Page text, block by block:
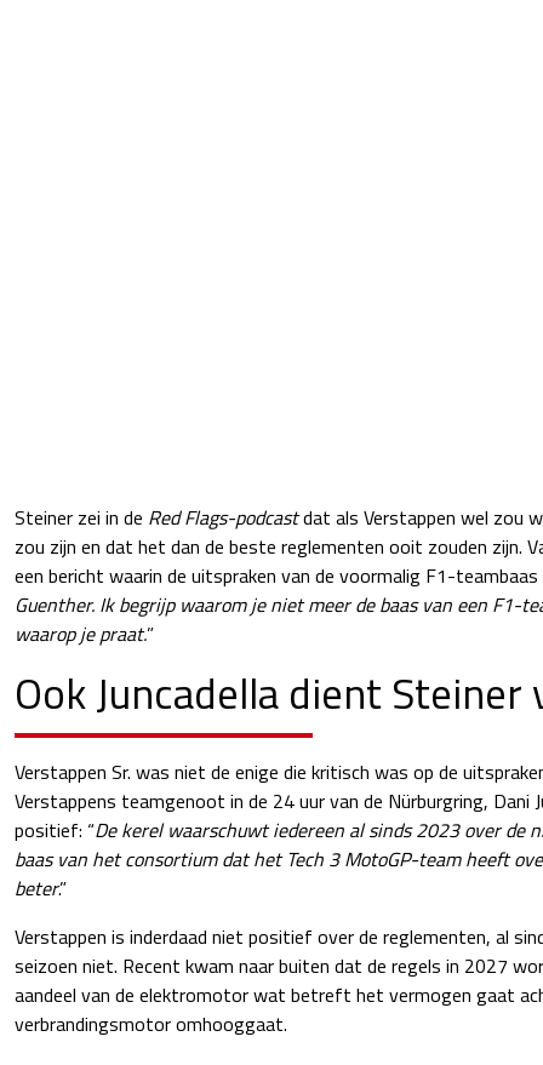
Steiner zei in de Red Flags-podcastdat als Verstappen wel zou
zou zijn en dat het dan de beste reglementen ooit zouden zijn.
een bericht waarin de uitspraken van de voormalig F1-teambaas
Guenther. Ik begrijp waarom je niet meer de baas van een F1-
waarop je praat.”
Ook Juncadella dient Steiner
Verstappen Sr. was niet de enige die kritisch was op de
Verstappens teamgenoot in de 24 uur van de Nürburgring, Dani
positief: “De kerel waarschuwt iedereen al sinds 2023 over de
baas van het consortium dat het Tech 3 MotoGP-team heeft
beter.”
Verstappen is inderdaad niet positief over de reglementen, al
seizoen niet. Recent kwam naar buiten dat de regels in 2027
aandeel van de elektromotor wat betreft het vermogen gaat
verbrandingsmotor omhooggaat.